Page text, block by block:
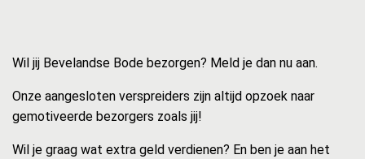
Wil jij Bevelandse Bode bezorgen? Meld je dan nu aan.
Onze aangesloten verspreiders zijn altijd opzoek naar
gemotiveerde bezorgers zoals jij!
Wil je graag wat extra geld verdienen? En ben je aan het